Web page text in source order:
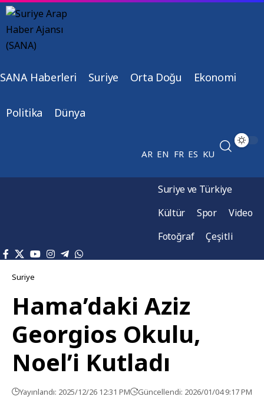
SANA Haberleri Suriye Orta Doğu Ekonomi
Politika Dünya
AR EN FR ES KU
Suriye ve Türkiye
Kültür
Spor
Video
Fotoğraf
Çeşitli
Suriye
Hama’daki Aziz
Georgios Okulu,
Noel’i Kutladı
Yayınlandı: 2025/12/26 12:31 PM Güncellendi: 2026/01/04 9:17 PM